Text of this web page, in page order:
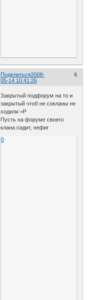
Поделиться 6
2008-
05-14 10:41:26
Закрытый подфорум на то и
закрытый чтоб не сокланы не
ходили =Р
Пусть на форуме своего
клана сидит, нефиг
0